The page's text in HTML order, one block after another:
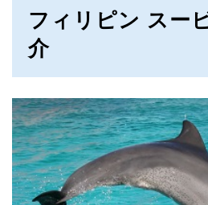
フィリピン スー
介